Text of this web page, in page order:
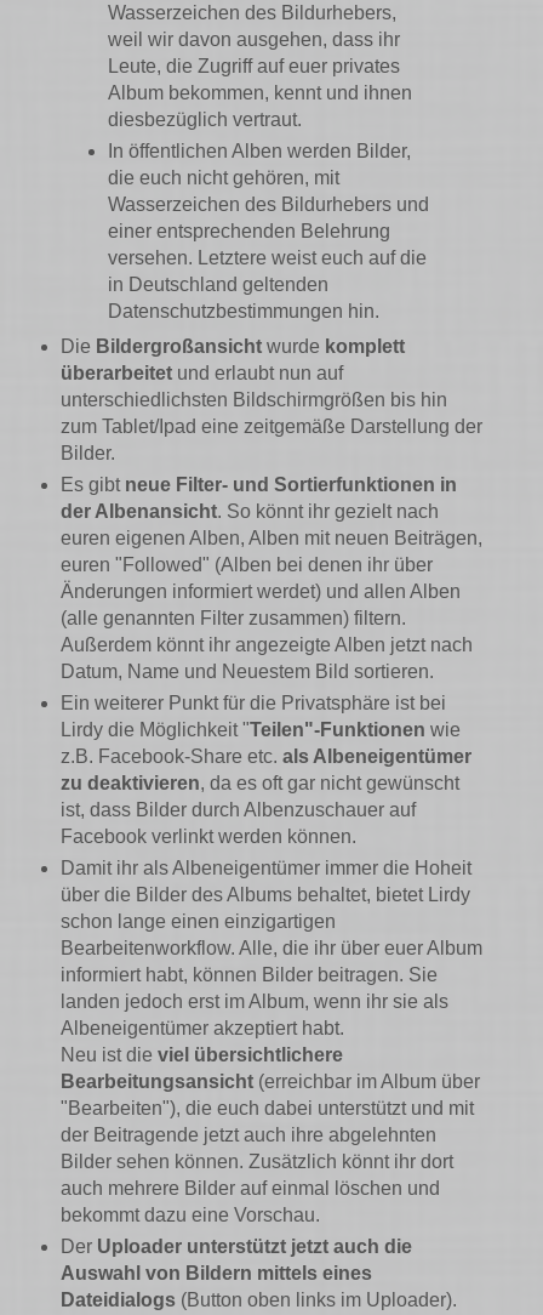
Wasserzeichen des Bildurhebers,
weil wir davon ausgehen, dass ihr
Leute, die Zugriff auf euer privates
Album bekommen, kennt und ihnen
diesbezüglich vertraut.
In öffentlichen Alben werden Bilder,
die euch nicht gehören, mit
Wasserzeichen des Bildurhebers und
einer entsprechenden Belehrung
versehen. Letztere weist euch auf die
in Deutschland geltenden
Datenschutzbestimmungen hin.
Die Bildergroßansichtwurde komplett
überarbeitetund erlaubt nun auf
unterschiedlichsten Bildschirmgrößen bis hin
zum Tablet/Ipad eine zeitgemäße Darstellung der
Bilder.
Es gibt neue Filter- und Sortierfunktionen in
der Albenansicht. So könnt ihr gezielt nach
euren eigenen Alben, Alben mit neuen Beiträgen,
euren "Followed" (Alben bei denen ihr über
Änderungen informiert werdet) und allen Alben
(alle genannten Filter zusammen) filtern.
Außerdem könnt ihr angezeigte Alben jetzt nach
Datum, Name und Neuestem Bild sortieren.
Ein weiterer Punkt für die Privatsphäre ist bei
Lirdy die Möglichkeit "Teilen"-Funktionen wie
z.B. Facebook-Share etc. als Albeneigentümer
zu deaktivieren, da es oft gar nicht gewünscht
ist, dass Bilder durch Albenzuschauer auf
Facebook verlinkt werden können.
Damit ihr als Albeneigentümer immer die Hoheit
über die Bilder des Albums behaltet, bietet Lirdy
schon lange einen einzigartigen
Bearbeitenworkflow. Alle, die ihr über euer Album
informiert habt, können Bilder beitragen. Sie
landen jedoch erst im Album, wenn ihr sie als
Albeneigentümer akzeptiert habt.
Neu ist die viel übersichtlichere
Bearbeitungsansicht(erreichbar im Album über
"Bearbeiten"), die euch dabei unterstützt und mit
der Beitragende jetzt auch ihre abgelehnten
Bilder sehen können. Zusätzlich könnt ihr dort
auch mehrere Bilder auf einmal löschen und
bekommt dazu eine Vorschau.
Der Uploader unterstützt jetzt auch die
Auswahl von Bildern mittels eines
Dateidialogs (Button oben links im Uploader).